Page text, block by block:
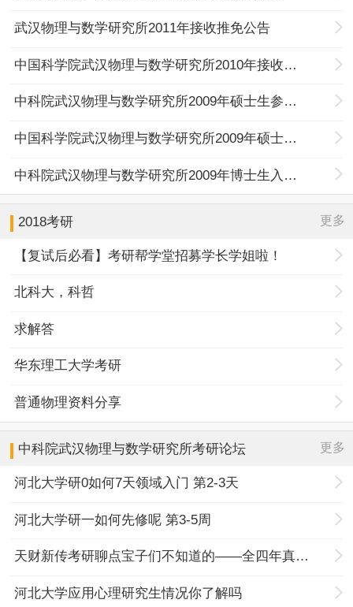
武汉物理与数学研究所2011年接收推免公告
中国科学院武汉物理与数学研究所2010年接收推荐免试攻读硕士学位研究生公告
中科院武汉物理与数学研究所2009年硕士生参考书
中国科学院武汉物理与数学研究所2009年硕士研究生免试推荐
中科院武汉物理与数学研究所2009年博士生入学考试科目及指定参考书
2018考研 更多
【复试后必看】考研帮学堂招募学长学姐啦！
北科大，科哲
求解答
华东理工大学考研
普通物理资料分享
中科院武汉物理与数学研究所考研论坛 更多
河北大学研0如何7天领域入门 第2-3天
河北大学研一如何先修呢 第3-5周
天财新传考研聊点宝子们不知道的——全四年真题规律+择校优势
河北大学应用心理研究生情况你了解吗